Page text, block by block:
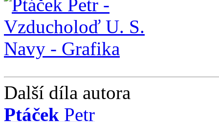
Další díla autora
Ptáček Petr